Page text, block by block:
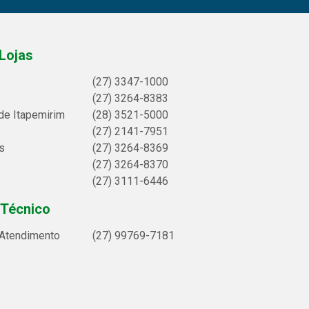
(27) 3347-1000
(27) 3264-8383
Itapemirim
(28) 3521-5000
(27) 2141-7951
(27) 3264-8369
(27) 3264-8370
(27) 3111-6446
(27) 99769-7181